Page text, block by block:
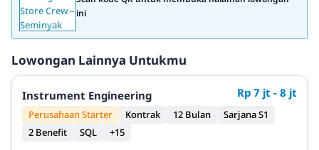
ini
Lowongan Lainnya Untukmu
Instrument Engineering Rp 7 jt - 8 jt
Perusahaan Starter Kontrak 12 Bulan
Sarjana S1
2 Benefit
SQL +15